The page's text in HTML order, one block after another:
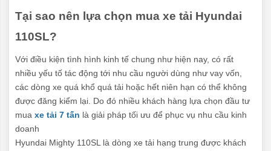
Tại sao nên lựa chọn mua xe tải Hyundai
110SL?
Với điều kiện tình hình kinh tế chung như hiện nay, có rất
nhiều yếu tố tác động tới nhu cầu người dùng như vay vốn,
các dòng xe quá khổ quá tải hoặc hết niên hạn có thể không
được đăng kiểm lại. Do đó nhiều khách hàng lựa chọn đầu tư
mua xe tải 7 tấn là giải pháp tối ưu để phục vụ nhu cầu kinh
doanh
Hyundai Mighty 110SL là dòng xe tải hạng trung được khách